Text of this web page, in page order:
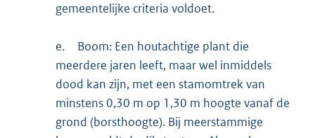
gemeentelijke criteria voldoet.
e.
Boom: Een houtachtige plant die
meerdere jaren leeft, maar wel inmiddels
dood kan zijn, met een stamomtrek van
minstens 0,30 m op 1,30 m hoogte vanaf de
grond (borsthoogte). Bij meerstammige